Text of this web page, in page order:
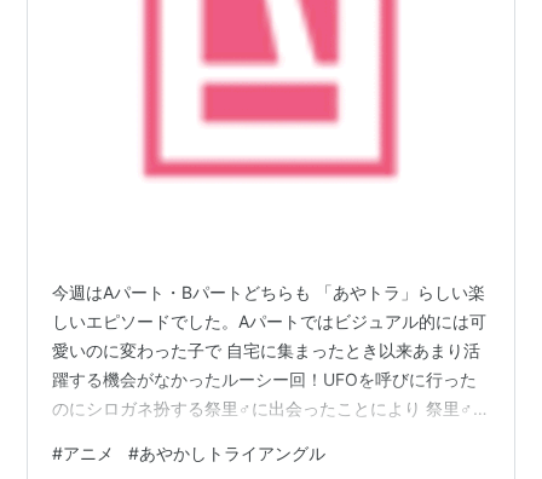
今週はAパート・Bパートどちらも 「あやトラ」らしい楽
しいエピソードでした。Aパートではビジュアル的には可
愛いのに変わった子で 自宅に集まったとき以来あまり活
躍する機会がなかったルーシー回！UFOを呼びに行った
のにシロガネ扮する祭里♂に出会ったことにより 祭里♂
まうのか楽しみが増える感じにすず的にはライバルが増
#アニメ #あやかしトライアングル